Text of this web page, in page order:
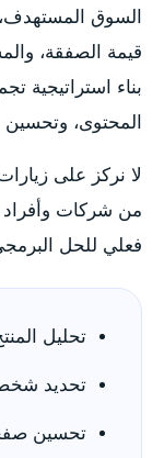
السوق
قيمة الصفقة،
المحتوى،
من شركات وأفراد
فعلي للحل
تحليل
تحديد
تحسين